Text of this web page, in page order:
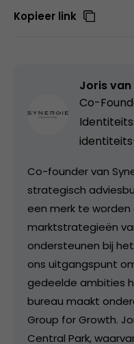
Kopieer link
Joris van
Co-
Co-founder van
strategisch
een merk te worden
marktstrategieën
ondersteunen bij
ons uitgangspunt
gedeelde ambities
bureau maakt
Group for Growth.
Central Park,